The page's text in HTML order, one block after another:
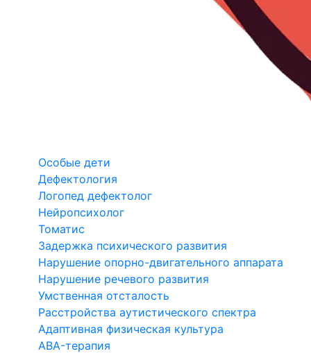
Особые дети
Дефектология
Логопед дефектолог
Нейропсихолог
Томатис
Задержка психического развития
Нарушение опорно-двигательного аппарата
Нарушение речевого развития
Умственная отсталость
Расстройства аутистического спектра
Адаптивная физическая культура
ABA-терапия